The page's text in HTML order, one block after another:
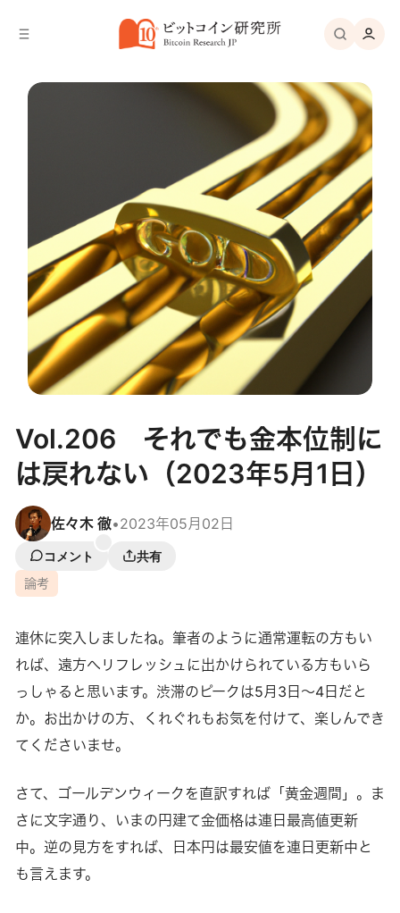
Vol.206 それでも金本位制に
は戻れない（2023年5月1日）
佐々木 徹•2023年05月02日
コメント
共有
論考
連休に突入しましたね。筆者のように通常運転の方もい
れば、遠方へリフレッシュに出かけられている方もいら
っしゃると思います。渋滞のピークは5月3日～4日だと
か。お出かけの方、くれぐれもお気を付けて、楽しんでき
てくださいませ。
さて、ゴールデンウィークを直訳すれば「黄金週間」。ま
さに文字通り、いまの円建て金価格は連日最高値更新
中。逆の見方をすれば、日本円は最安値を連日更新中と
も言えます。